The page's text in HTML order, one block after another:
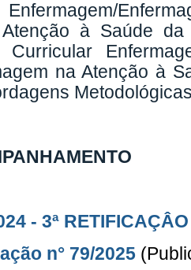
Enfermagem/
à Saúde
Curricular
na Atenção à
-3ª RETIFICAÇÂO
n° 79/2025